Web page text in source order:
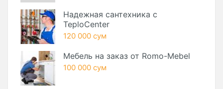
Надежная сантехника с
TeploCenter
120 000 сум
Мебель на заказ от Romo-Mebel
100 000 сум